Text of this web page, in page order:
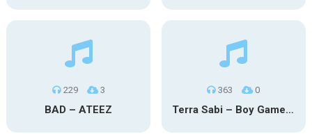
229 3
BAD – ATEEZ
363 0
Terra Sabi – Boy Game X Marcia Cruz